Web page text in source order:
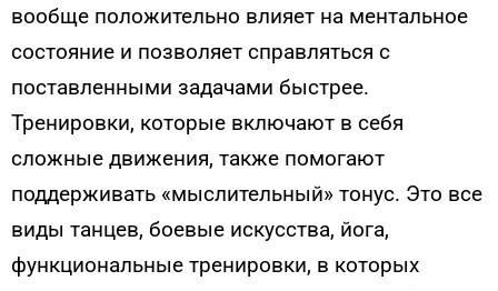
вообще положительно влияет на ментальное
состояние и позволяет справляться с
поставленными задачами быстрее.
Тренировки, которые включают в себя
сложные движения, также помогают
поддерживать «мыслительный» тонус. Это все
виды танцев, боевые искусства, йога,
функциональные тренировки, в которых